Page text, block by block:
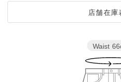
店舗在庫
Waist